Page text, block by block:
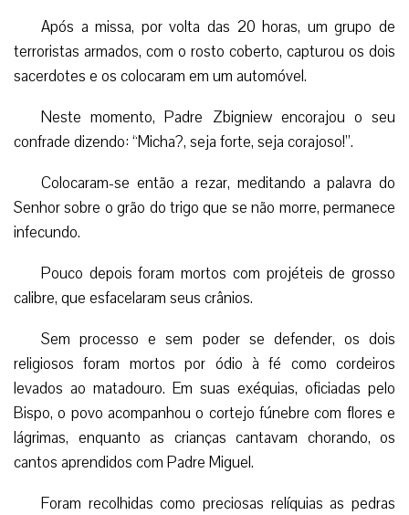
Após a missa, por volta das 20 horas, um grupo de
terroristas armados, com o rosto coberto, capturou os dois
sacerdotes e os colocaram em um automóvel.
Neste momento, Padre Zbigniew encorajou o seu
confrade dizendo: “Micha?, seja forte, seja corajoso!”.
Colocaram-se então a rezar, meditando a palavra do
Senhor sobre o grão do trigo que se não morre, permanece
infecundo.
Pouco depois foram mortos com projéteis de grosso
calibre, que esfacelaram seus crânios.
Sem processo e sem poder se defender, os dois
religiosos foram mortos por ódio à fé como cordeiros
levados ao matadouro. Em suas exéquias, oficiadas pelo
Bispo, o povo acompanhou o cortejo fúnebre com flores e
lágrimas, enquanto as crianças cantavam chorando, os
cantos aprendidos com Padre Miguel.
Foram recolhidas como preciosas relíquias as pedras